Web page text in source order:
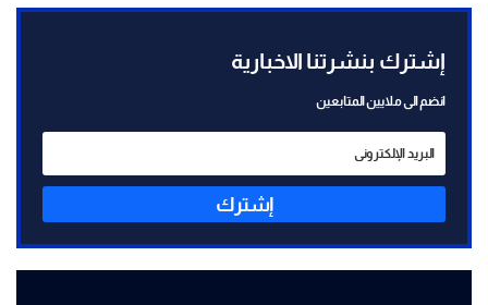
إشترك بنشرتنا الاخبارية
انضم الى ملايين المتابعين
إشترك